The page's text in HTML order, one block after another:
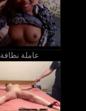
عاملة نظافة